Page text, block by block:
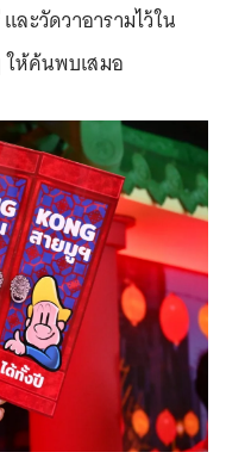
ละวัดวาอารามไว้ใน
ห้ค้นพบเสมอ